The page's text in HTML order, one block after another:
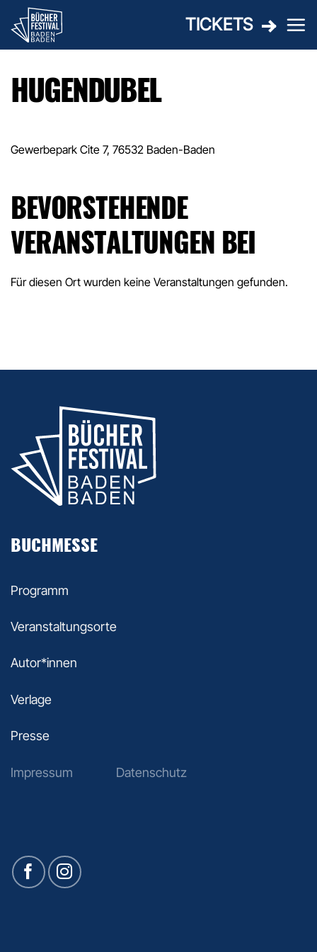
Inhalt
springen
TICKETS
HUGENDUBEL
Gewerbepark Cite 7, 76532 Baden-Baden
BEVORSTEHENDE
VERANSTALTUNGEN BEI
Für diesen Ort wurden keine Veranstaltungen gefunden.
BUCHMESSE
Programm
Veranstaltungsorte
Autor*innen
Verlage
Presse
Impressum Datenschutz